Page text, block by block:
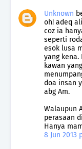
Unknown
oh! adeq
coz ia
seperti
esok lusa
yang
kawan
doa insan
abg Am.
Walaupun
perasaan
Hanya
8 Jun 2013